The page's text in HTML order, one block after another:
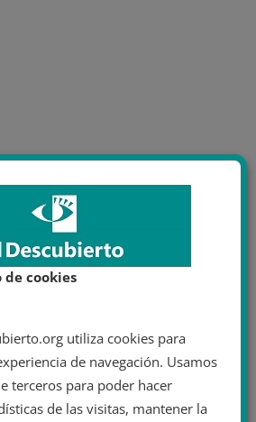
de cookies
utiliza cookies para
de navegación. Usamos
terceros para poder hacer
de las visitas, mantener la